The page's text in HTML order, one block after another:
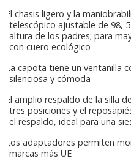
El chasis ligero y la
telescópico ajustable de 98,
altura de los padres; para
con cuero ecológico
La capota tiene un ventanilla
silenciosa y cómoda
El amplio respaldo de la silla
tres posiciones y el
el respaldo, ideal para una
Los adaptadores permiten
marcas más UE